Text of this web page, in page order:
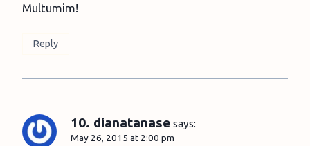
Multumim!
Reply
10. dianatanase says:
May 26, 2015 at 2:00 pm